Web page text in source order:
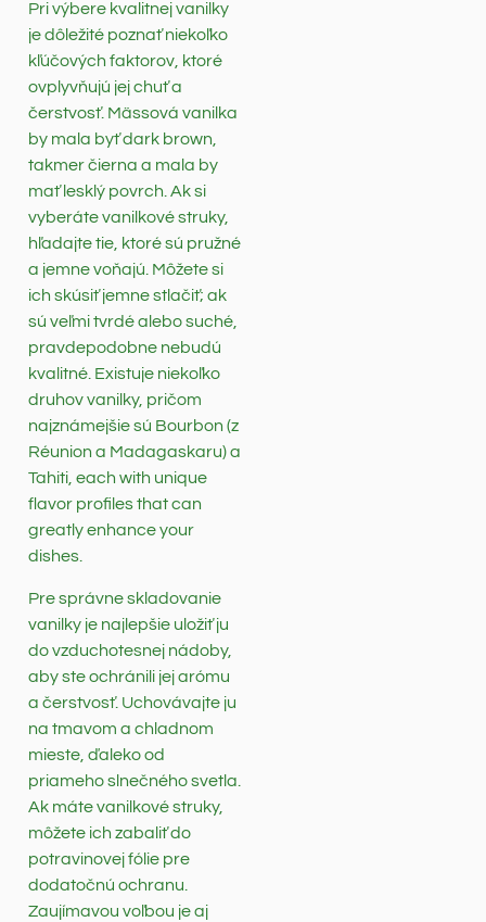
Pri výbere kvalitnej vanilky
je dôležité poznať niekoľko
kľúčových faktorov, ktoré
ovplyvňujú jej chuť a
čerstvosť. Mässová vanilka
by mala byť dark brown,
takmer čierna a mala by
mať lesklý povrch. Ak si
vyberáte vanilkové struky,
hľadajte tie, ktoré sú pružné
a jemne voňajú. Môžete si
ich skúsiť jemne stlačiť; ak
sú veľmi tvrdé alebo suché,
pravdepodobne nebudú
kvalitné. Existuje niekoľko
druhov vanilky, pričom
najznámejšie sú Bourbon (z
Réunion a Madagaskaru) a
Tahiti, each with unique
flavor profiles that can
greatly enhance your
dishes.
Pre správne skladovanie
vanilky je najlepšie uložiť ju
do vzduchotesnej nádoby,
aby ste ochránili jej arómu
a čerstvosť. Uchovávajte ju
na tmavom a chladnom
mieste, ďaleko od
priameho slnečného svetla.
Ak máte vanilkové struky,
môžete ich zabaliť do
potravinovej fólie pre
dodatočnú ochranu.
Zaujímavou voľbou je aj